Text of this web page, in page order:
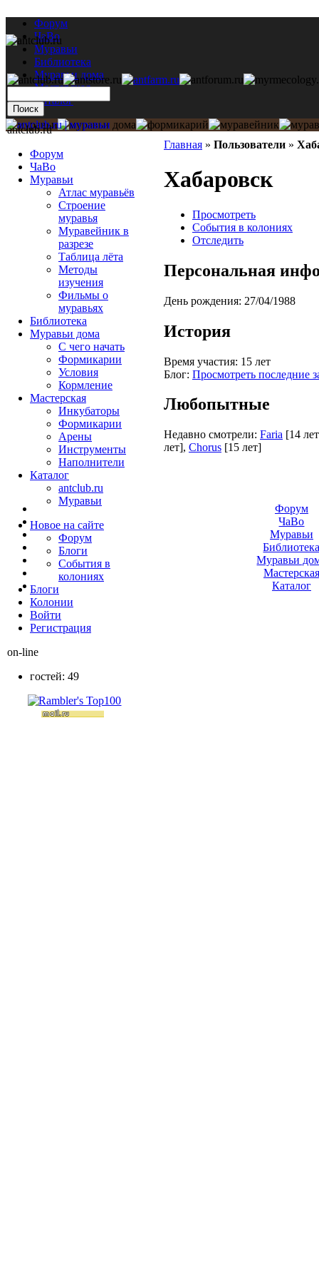
Форум
ЧаВо
Муравьи
Библиотека
Муравьи дома
Мастерская
Каталог
Главная » Пользователи »
Хабаровск
Просмотреть
События в колониях
Отследить
Персональная
День рождения: 27/04/1988
История
Время участия: 15 лет
Блог: Просмотреть последние
Любопытные
Недавно смотрели: Faria [14
лет], Chorus [15 лет]
antclub.ru
Форум
ЧаВо
Муравьи
Атлас муравьёв
Строение
муравья
Муравейник в
разрезе
Таблица лёта
Методы
изучения
Фильмы о
муравьях
Библиотека
Муравьи дома
С чего начать
Формикарии
Условия
Кормление
Мастерская
Инкубаторы
Формикарии
Арены
Инструменты
Наполнители
Каталог
antclub.ru
Муравьи
Новое на сайте
Форум
Блоги
События в
колониях
Блоги
Колонии
Войти
Peгиcтpaция
on-line
гостей: 49
Форум
ЧаВо
Муравьи
Муравьи
Мастерская
Каталог